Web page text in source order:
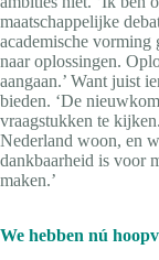
maatschappelijke
academische vorming
naar oplossingen.
aangaan.’ Want juist
bieden. ‘De
vraagstukken te
Nederland woon, en
dankbaarheid is voor
maken.’
We hebben nú